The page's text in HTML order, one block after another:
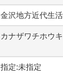
金沢地方近代生
カナザワチホウ
指定:未指定